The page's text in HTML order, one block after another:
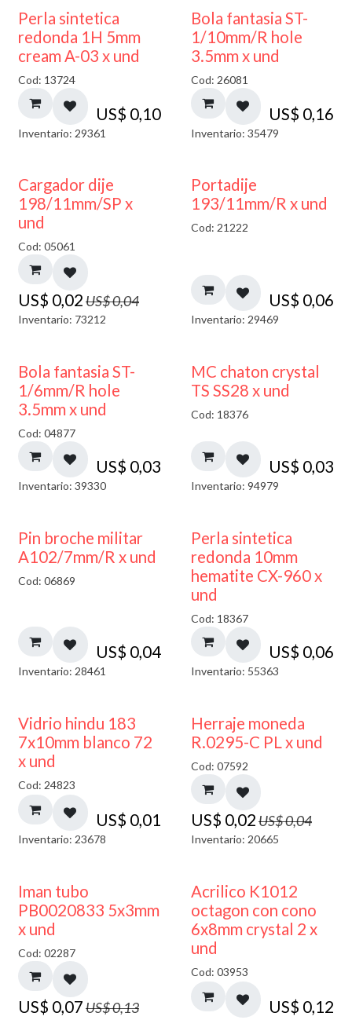
Perla sintetica
redonda 1H 5mm
cream A-03 x und
Cod: 13724
US$ 0,10
Inventario: 29361
Bola fantasia ST-
1/10mm/R hole
3.5mm x und
Cod: 26081
US$ 0,16
Inventario: 35479
50% DESCUENTO
Cargador dije
198/11mm/SP x
und
Cod: 05061
US$ 0,02US$0,04
Inventario: 73212
Portadije
193/11mm/R x und
Cod: 21222
US$ 0,06
Inventario: 29469
Bola fantasia ST-
1/6mm/R hole
3.5mm x und
Cod: 04877
US$ 0,03
Inventario: 39330
MC chaton crystal
TS SS28 x und
Cod: 18376
US$ 0,03
Inventario: 94979
Pin broche militar
A102/7mm/R x und
Cod: 06869
US$ 0,04
Inventario: 28461
Perla sintetica
redonda 10mm
hematite CX-960 x
und
Cod: 18367
US$ 0,06
Inventario: 55363
40% DESCUENTO
Vidrio hindu 183
7x10mm blanco 72
x und
Cod: 24823
US$ 0,01
Inventario: 23678
50% DESCUENTO
Herraje moneda
R.0295-C PL x und
Cod: 07592
US$ 0,02US$0,04
Inventario: 20665
50% DESCUENTO
Iman tubo
PB0020833 5x3mm
x und
Cod: 02287
US$ 0,07US$0,13
Acrilico K1012
octagon con cono
6x8mm crystal 2 x
und
Cod: 03953
US$ 0,12